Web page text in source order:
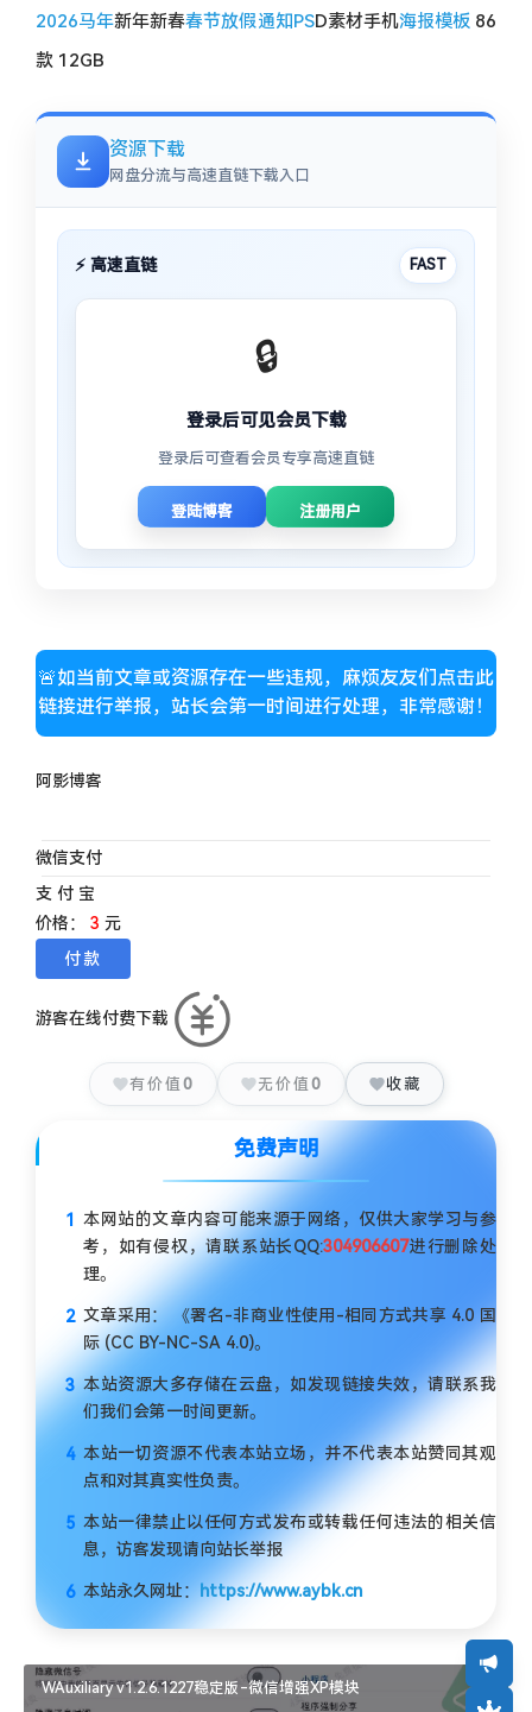
2026马年新年新春春节放假通知 PSD素材手机海报模板 86
款 12GB
资源下载
网盘分流与高速直链下载入口
⚡ 高速直链 FAST
🔒
登录后可见会员下载
登录后可查看会员专享高速直链
登陆博客 注册用户
🚨如当前文章或资源存在一些违规，麻烦友友们点击此
链接进行举报，站长会第一时间进行处理，非常感谢！
阿影博客
微信支付
支 付 宝
价格： 3 元
游客在线付费下载
有价值 0 无价值 0 收藏
免费声明
本网站的文章内容可能来源于网络，仅供大家学习与参
考，如有侵权，请联系站长QQ:304906607进行删除处
理。
文章采用： 《署名-非商业性使用-相同方式共享 4.0 国
际 (CC BY-NC-SA 4.0)。
本站资源大多存储在云盘，如发现链接失效，请联系我
们我们会第一时间更新。
本站一切资源不代表本站立场，并不代表本站赞同其观
点和对其真实性负责。
本站一律禁止以任何方式发布或转载任何违法的相关信
息，访客发现请向站长举报
本站永久网址： https://www.aybk.cn
WAuxiliary v1.2.6.1227稳定版-微信增强XP模块